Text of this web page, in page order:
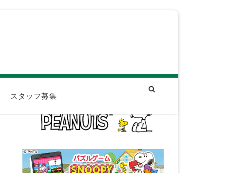
スタッフ募集